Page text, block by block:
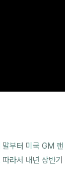
말부터 미국 GM 랜
라서 내년 상반기